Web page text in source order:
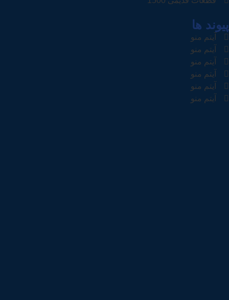
پیوند ها
آیتم منو
آیتم منو
آیتم منو
آیتم منو
آیتم منو
آیتم منو